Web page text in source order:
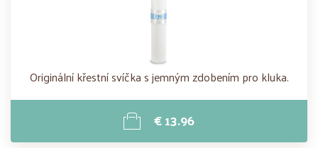
Originální křestní svíčka s jemným zdobením pro kluka.
€ 13.96